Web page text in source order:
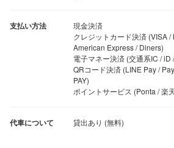
支払い方法
現金決済
クレジットカード決済 (VISA
American Express / Diners)
電子マネー決済 (交通系IC / iD
QRコード決済 (LINE Pay /
PAY)
ポイントサービス (Ponta / 楽
代車について